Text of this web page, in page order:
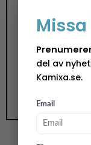
del av
Kamixa.se.
Email
webbplats i
skriver en